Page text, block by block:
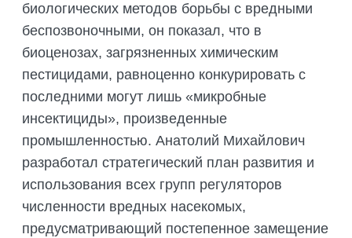
биологических методов борьбы с вредными
беспозвоночными, он показал, что в
биоценозах, загрязненных химическим
пестицидами, равноценно конкурировать с
последними могут лишь «микробные
инсектициды», произведенные
промышленностью. Анатолий Михайлович
разработал стратегический план развития и
использования всех групп регуляторов
численности вредных насекомых,
предусматривающий постепенное замещение